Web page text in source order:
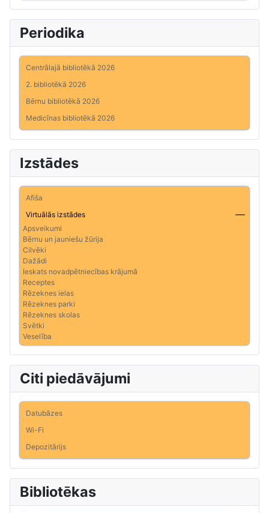
Periodika
Centrālajā bibliotēkā 2026
2. bibliotēkā 2026
Bērnu bibliotēkā 2026
Medicīnas bibliotēkā 2026
Izstādes
Afiša
Virtuālās izstādes
Apsveikumi
Bērnu un jauniešu žūrija
Cilvēki
Dažādi
Ieskats novadpētniecības krājumā
Receptes
Rēzeknes ielas
Rēzeknes parki
Rēzeknes skolas
Svētki
Veselība
Citi piedāvājumi
Datubāzes
Wi-Fi
Depozitārijs
Bibliotēkas